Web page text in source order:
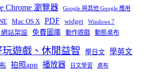
Chrome 瀏覽器 Google 與其他 Google 應用
Mac OS X PDF widget Windows 7
網站架設 免費圖庫 動作遊戲 動態桌布
玩遊戲、休閒益智 學日文 學英文
拍照app 播放器 日文學習 桌布